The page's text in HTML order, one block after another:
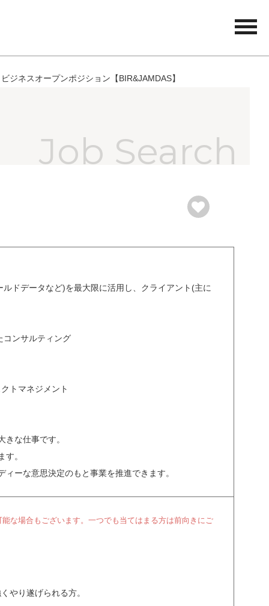
ジネスオープンポジション【BIR&JAMDAS】
ドデータなど)を最大限に活用し、クライアント(主に
コンサルティング
トマネジメント
な仕事です。
。
ーな意思決定のもと事業を推進できます。
な場合もございます。一つでも当てはまる方は前向きにご
やり遂げられる方。